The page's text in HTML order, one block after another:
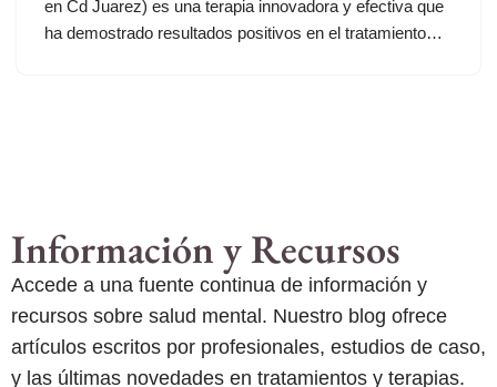
en Cd Juarez) es una terapia innovadora y efectiva que
ha demostrado resultados positivos en el tratamiento…
Información y Recursos
Accede a una fuente continua de información y
recursos sobre salud mental. Nuestro blog ofrece
artículos escritos por profesionales, estudios de caso,
y las últimas novedades en tratamientos y terapias.